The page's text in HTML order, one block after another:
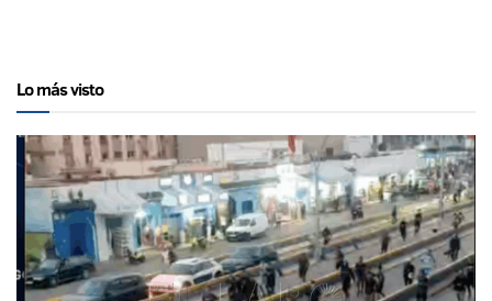
Lo más visto